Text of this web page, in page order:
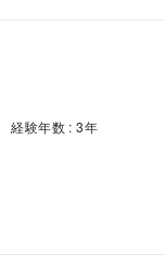
経験年数 : 3年